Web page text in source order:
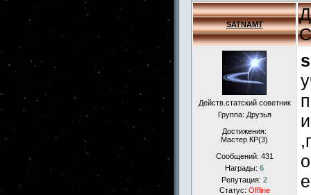
SATNAMT
Действ.статский советник
Группа: Друзья
Достижения:
Мастер КР(3)
Сообщений: 431
Награды: 6
Репутация: 2
Статус: Offline